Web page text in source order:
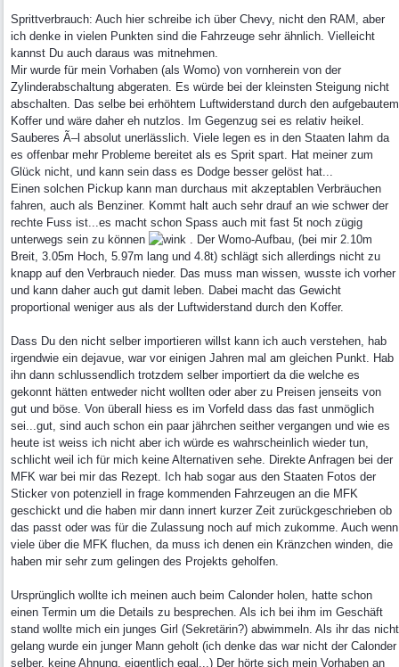
Sprittverbrauch: Auch hier schreibe ich über Chevy, nicht den RAM, aber
ich denke in vielen Punkten sind die Fahrzeuge sehr ähnlich. Vielleicht
kannst Du auch daraus was mitnehmen.
Mir wurde für mein Vorhaben (als Womo) von vornherein von der
Zylinderabschaltung abgeraten. Es würde bei der kleinsten Steigung nicht
abschalten. Das selbe bei erhöhtem Luftwiderstand durch den aufgebautem
Koffer und wäre daher eh nutzlos. Im Gegenzug sei es relativ heikel.
Sauberes Ã–l absolut unerlässlich. Viele legen es in den Staaten lahm da
es offenbar mehr Probleme bereitet als es Sprit spart. Hat meiner zum
Glück nicht, und kann sein dass es Dodge besser gelöst hat...
Einen solchen Pickup kann man durchaus mit akzeptablen Verbräuchen
fahren, auch als Benziner. Kommt halt auch sehr drauf an wie schwer der
rechte Fuss ist...es macht schon Spass auch mit fast 5t noch zügig
unterwegs sein zu können
. Der Womo-Aufbau, (bei mir 2.10m
Breit, 3.05m Hoch, 5.97m lang und 4.8t) schlägt sich allerdings nicht zu
knapp auf den Verbrauch nieder. Das muss man wissen, wusste ich vorher
und kann daher auch gut damit leben. Dabei macht das Gewicht
proportional weniger aus als der Luftwiderstand durch den Koffer.
Dass Du den nicht selber importieren willst kann ich auch verstehen, hab
irgendwie ein dejavue, war vor einigen Jahren mal am gleichen Punkt. Hab
ihn dann schlussendlich trotzdem selber importiert da die welche es
gekonnt hätten entweder nicht wollten oder aber zu Preisen jenseits von
gut und böse. Von überall hiess es im Vorfeld dass das fast unmöglich
sei...gut, sind auch schon ein paar jährchen seither vergangen und wie es
heute ist weiss ich nicht aber ich würde es wahrscheinlich wieder tun,
schlicht weil ich für mich keine Alternativen sehe. Direkte Anfragen bei der
MFK war bei mir das Rezept. Ich hab sogar aus den Staaten Fotos der
Sticker von potenziell in frage kommenden Fahrzeugen an die MFK
geschickt und die haben mir dann innert kurzer Zeit zurückgeschrieben ob
das passt oder was für die Zulassung noch auf mich zukomme. Auch wenn
viele über die MFK fluchen, da muss ich denen ein Kränzchen winden, die
haben mir sehr zum gelingen des Projekts geholfen.
Ursprünglich wollte ich meinen auch beim Calonder holen, hatte schon
einen Termin um die Details zu besprechen. Als ich bei ihm im Geschäft
stand wollte mich ein junges Girl (Sekretärin?) abwimmeln. Als ihr das nicht
gelang wurde ein junger Mann geholt (ich denke das war nicht der Calonder
selber, keine Ahnung, eigentlich egal...) Der hörte sich mein Vorhaben an